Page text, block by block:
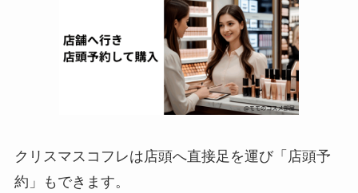
クリスマスコフレは店頭へ直接足を運び「店頭予
約」もできます。